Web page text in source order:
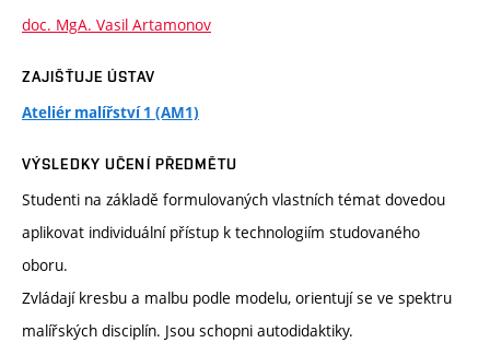
doc. MgA. Vasil Artamonov
ZAJIŠŤUJE ÚSTAV
Ateliér malířství 1 (AM1)
VÝSLEDKY UČENÍ PŘEDMĚTU
Studenti na základě formulovaných vlastních témat dovedou
aplikovat individuální přístup k technologiím studovaného
oboru.
Zvládají kresbu a malbu podle modelu, orientují se ve spektru
malířských disciplín. Jsou schopni autodidaktiky.